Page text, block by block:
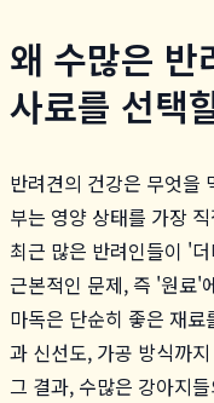
왜 수많은 반
사료를 선택
반려견의 건강은 무엇을
부는 영양 상태를 가장
최근 많은 반려인들이 '
근본적인 문제, 즉 '원료'
마독은 단순히 좋은 재
과 신선도, 가공 방식까
그 결과, 수많은 강아지